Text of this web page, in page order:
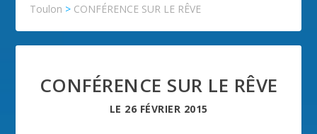
Toulon > CONFÉRENCE SUR LE RÊVE
CONFÉRENCE SUR LE RÊVE
LE 26 FÉVRIER 2015